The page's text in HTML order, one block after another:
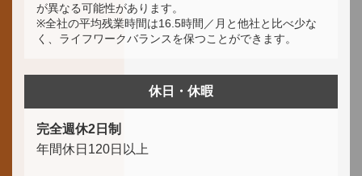
が異なる可能性があります。
※全社の平均残業時間は16.5時間／月と他社と比べ少な
く、ライフワークバランスを保つことができます。
休日・休暇
完全週休2日制
年間休日120日以上